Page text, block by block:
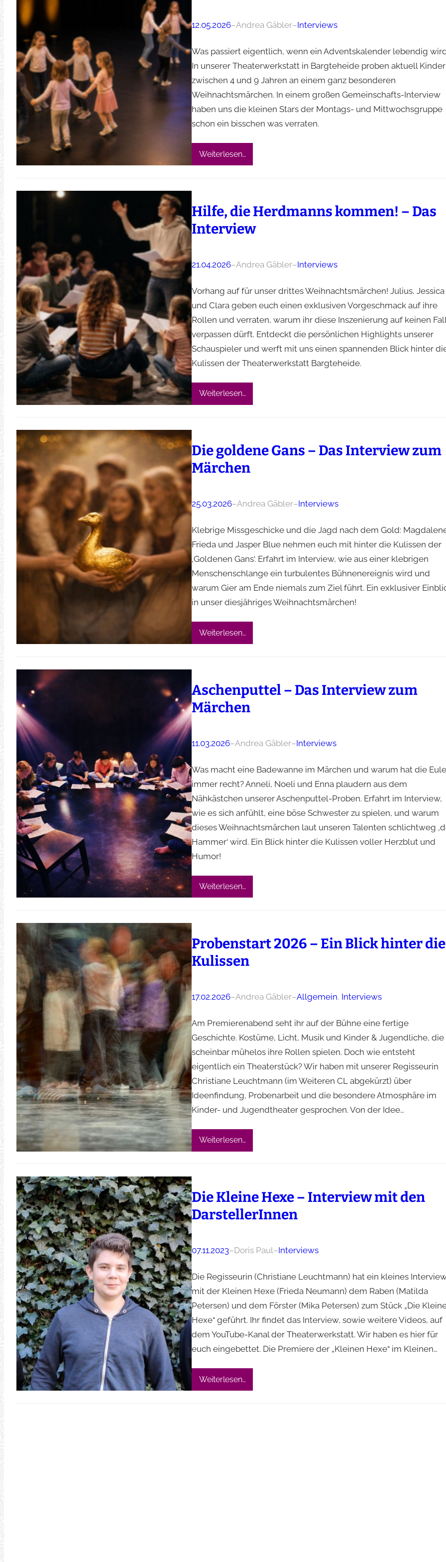
12.05.2026–Andrea Gäbler–Interviews
Was passiert eigentlich, wenn ein Adventskalender lebendig
In unserer Theaterwerkstatt in Bargteheide proben aktuell Kinder
zwischen 4 und 9 Jahren an einem ganz besonderen
Weihnachtsmärchen. In einem großen Gemeinschafts-Interview
haben uns die kleinen Stars der Montags- und Mittwochsgruppe
schon ein bisschen was verraten.
Weiterlesen…
Hilfe, die Herdmanns kommen! – Das
Interview
21.04.2026–Andrea Gäbler–Interviews
Vorhang auf für unser drittes Weihnachtsmärchen! Julius, Jessica
und Clara geben euch einen exklusiven Vorgeschmack auf ihre
Rollen und verraten, warum ihr diese Inszenierung auf keinen Fall
verpassen dürft. Entdeckt die persönlichen Highlights unserer
Schauspieler und werft mit uns einen spannenden Blick hinter
Kulissen der Theaterwerkstatt Bargteheide.
Weiterlesen…
Die goldene Gans – Das Interview zum
Märchen
25.03.2026–Andrea Gäbler–Interviews
Klebrige Missgeschicke und die Jagd nach dem Gold:
Frieda und Jasper Blue nehmen euch mit hinter die Kulissen der
‚Goldenen Gans‘. Erfahrt im Interview, wie aus einer klebrigen
Menschenschlange ein turbulentes Bühnenereignis wird und
warum Gier am Ende niemals zum Ziel führt. Ein exklusiver
in unser diesjähriges Weihnachtsmärchen!
Weiterlesen…
Aschenputtel – Das Interview zum
Märchen
11.03.2026–Andrea Gäbler–Interviews
Was macht eine Badewanne im Märchen und warum hat die Eule
immer recht? Anneli, Noeli und Enna plaudern aus dem
Nähkästchen unserer Aschenputtel-Proben. Erfahrt im Interview,
wie es sich anfühlt, eine böse Schwester zu spielen, und warum
dieses Weihnachtsmärchen laut unseren Talenten schlichtweg
Hammer‘ wird. Ein Blick hinter die Kulissen voller Herzblut und
Humor!
Weiterlesen…
Probenstart 2026 – Ein Blick hinter die
Kulissen
17.02.2026–Andrea Gäbler–Allgemein, Interviews
Am Premierenabend seht ihr auf der Bühne eine fertige
Geschichte. Kostüme, Licht, Musik und Kinder & Jugendliche, die
scheinbar mühelos ihre Rollen spielen. Doch wie entsteht
eigentlich ein Theaterstück? Wir haben mit unserer Regisseurin
Christiane Leuchtmann (im Weiteren CL abgekürzt) über
Ideenfindung, Probenarbeit und die besondere Atmosphäre im
Kinder- und Jugendtheater gesprochen. Von der Idee…
Weiterlesen…
Die Kleine Hexe – Interview mit den
DarstellerInnen
07.11.2023–Doris Paul–Interviews
Die Regisseurin (Christiane Leuchtmann) hat ein kleines
mit der Kleinen Hexe (Frieda Neumann) dem Raben (Matilda
Petersen) und dem Förster (Mika Petersen) zum Stück „Die
Hexe“ geführt. Ihr findet das Interview, sowie weitere Videos, auf
dem YouTube-Kanal der Theaterwerkstatt. Wir haben es hier für
euch eingebettet. Die Premiere der „Kleinen Hexe“ im Kleinen…
Weiterlesen…